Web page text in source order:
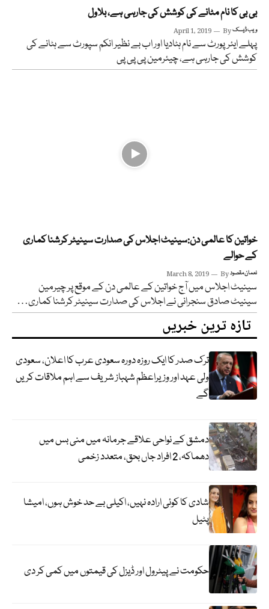
بی بی کا نام مٹانے کی کوشش کی جارہی ہے، بلاول
April 1, 2019 Byویب ڈیسک
پہلے ایئرپورٹ سے نام ہٹادیا اور اب بے نظیر انکم سپورٹ سے ہٹانے کی
کوشش کی جارہی ہے، چیئرمین پی پی پی
خواتین کا عالمی دن:سینیٹ اجلاس کی صدارت سینیٹر کرشنا کماری
کے حوالے
March 8, 2019 Byنعمان مقصود
سینیٹ اجلاس میں آج خواتین کے عالمی دن کے موقع پر چیرمین
سینیٹ صادق سنجرانی نے اجلاس کی صدارت سینیٹر کرشنا کماری…
تازہ ترین خبریں
ترک صدر کا ایک روزہ دورہ سعودی عرب کا اعلان، سعودی
ولی عہد اور وزیراعظم شہباز شریف سے اہم ملاقات کریں
گے
دمشق کے نواحی علاقے جرمانہ میں منی بس میں
دھماکہ، 2 افراد جاں بحق، متعدد زخمی
شادی کا کوئی ارادہ نہیں، اکیلی بے حد خوش ہوں، امیشا
پٹیل
حکومت نے پیٹرول اور ڈیزل کی قیمتوں میں کمی کر دی